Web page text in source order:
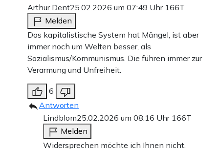
Arthur Dent25.02.2026 um 07:49 Uhr 166T
Melden
Das kapitalistische System hat Mängel, ist aber
immer noch um Welten besser, als
Sozialismus/Kommunismus. Die führen immer zur
Verarmung und Unfreiheit.
6
Antworten
Lindblom25.02.2026 um 08:16 Uhr 166T
Melden
Widersprechen möchte ich Ihnen nicht.